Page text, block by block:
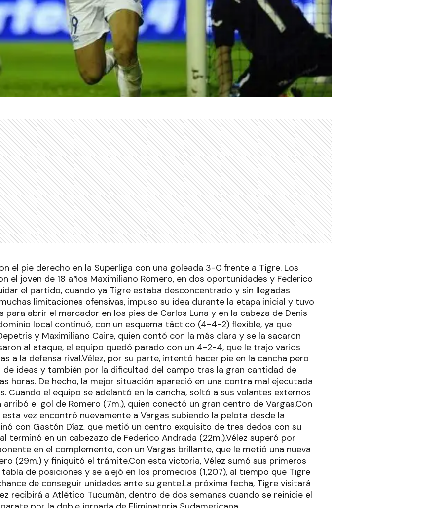
el pie derecho en la Superliga con una goleada 3-0 frente a Tigre. Los
el joven de 18 años Maximiliano Romero, en dos oportunidades y Federico
el partido, cuando ya Tigre estaba desconcentrado y sin llegadas
limitaciones ofensivas, impuso su idea durante la etapa inicial y tuvo
para abrir el marcador en los pies de Carlos Luna y en la cabeza de Denis
local continuó, con un esquema táctico (4-4-2) flexible, ya que
y Maximiliano Caire, quien contó con la más clara y se la sacaron
al ataque, el equipo quedó parado con un 4-2-4, que le trajo varios
a la defensa rival.Vélez, por su parte, intentó hacer pie en la cancha pero
ideas y también por la dificultad del campo tras la gran cantidad de
horas. De hecho, la mejor situación apareció en una contra mal ejecutada
Cuando el equipo se adelantó en la cancha, soltó a sus volantes externos
el gol de Romero (7m.), quien conectó un gran centro de Vargas.Con
vez encontró nuevamente a Vargas subiendo la pelota desde la
con Gastón Díaz, que metió un centro exquisito de tres dedos con su
terminó en un cabezazo de Federico Andrada (22m.).Vélez superó por
en el complemento, con un Vargas brillante, que le metió una nueva
(29m.) y finiquitó el trámite.Con esta victoria, Vélez sumó sus primeros
de posiciones y se alejó en los promedios (1,207), al tiempo que Tigre
de conseguir unidades ante su gente.La próxima fecha, Tigre visitará
recibirá a Atlético Tucumán, dentro de dos semanas cuando se reinicie el